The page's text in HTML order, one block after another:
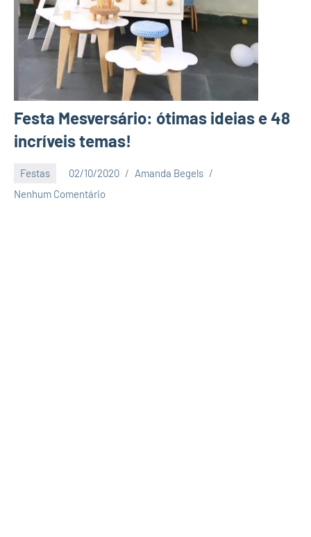
Festa Mesversário: ótimas ideias e 48
incríveis temas!
Festas 02/10/2020
Amanda Begels
Nenhum Comentário